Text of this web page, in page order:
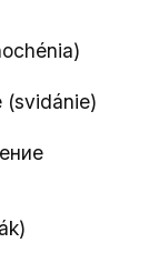
(svidánie)